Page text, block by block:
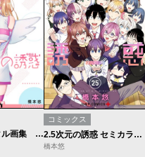
ジャンプデジタル画集 デジガ 2.5次元の誘惑
コミックス
2.5次元の誘惑 セミカラー版
橋本悠